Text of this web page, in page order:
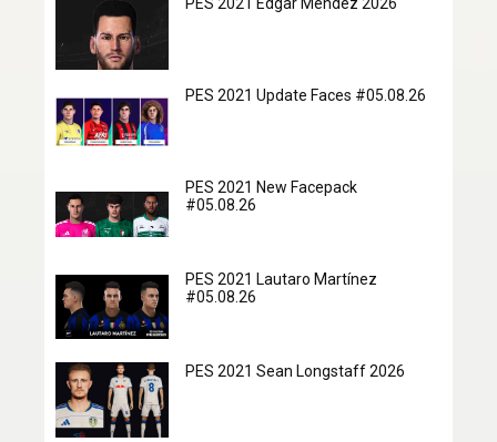
PES 2021 Edgar Mendez 2026
PES 2021 Update Faces #05.08.26
PES 2021 New Facepack
#05.08.26
PES 2021 Lautaro Martínez
#05.08.26
PES 2021 Sean Longstaff 2026